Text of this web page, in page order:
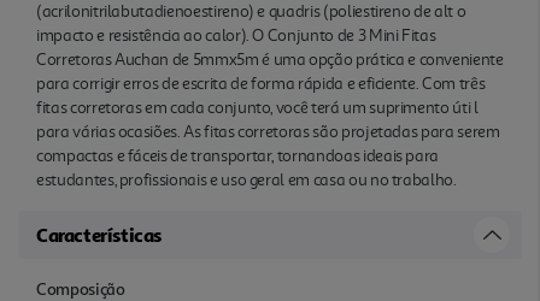
(acrilonitrilabutadienoestireno) e quadris (poliestireno de alt o
impacto e resistência ao calor). O Conjunto de 3 Mini Fitas
Corretoras Auchan de 5mmx5m é uma opção prática e conveniente
para corrigir erros de escrita de forma rápida e eficiente. Com três
fitas corretoras em cada conjunto, você terá um suprimento úti l
para várias ocasiões. As fitas corretoras são projetadas para serem
compactas e fáceis de transportar, tornandoas ideais para
estudantes, profissionais e uso geral em casa ou no trabalho.
Características
Composição